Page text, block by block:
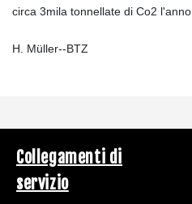
circa 3mila tonnellate di Co2 l'anno.
H. Müller--BTZ
Collegamenti di
servizio